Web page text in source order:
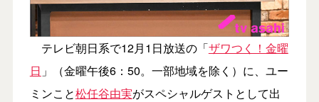
テレビ朝日系で12月1日放送の「ザワつく！金曜
日 」（金曜午後6：50。一部地域を除く）に、ユー
ミンこと松任谷由実がスペシャルゲストとして出